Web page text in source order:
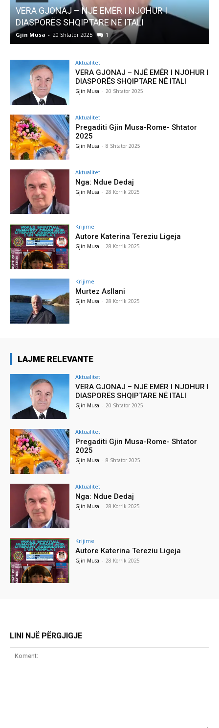
AKTUALITET
Pregaditi Gjin Musa-Rome- Shtator 2025
Gjin Musa - 8 Shtator 2025 0
Aktualitet
VERA GJONAJ – NJË EMËR I NJOHUR I
DIASPORËS SHQIPTARE NË ITALI
Gjin Musa - 20 Shtator 2025
Aktualitet
Pregaditi Gjin Musa-Rome- Shtator
2025
Gjin Musa - 8 Shtator 2025
Aktualitet
Nga: Ndue Dedaj
Gjin Musa - 28 Korrik 2025
Krijime
Autore Katerina Tereziu Ligeja
Gjin Musa - 28 Korrik 2025
Krijime
Murtez Asllani
Gjin Musa - 28 Korrik 2025
LAJME RELEVANTE
Aktualitet
VERA GJONAJ – NJË EMËR I NJOHUR I
DIASPORËS SHQIPTARE NË ITALI
Gjin Musa - 20 Shtator 2025
Aktualitet
Pregaditi Gjin Musa-Rome- Shtator
2025
Gjin Musa - 8 Shtator 2025
Aktualitet
Nga: Ndue Dedaj
Gjin Musa - 28 Korrik 2025
Krijime
Autore Katerina Tereziu Ligeja
Gjin Musa - 28 Korrik 2025
LINI NJË PËRGJIGJE